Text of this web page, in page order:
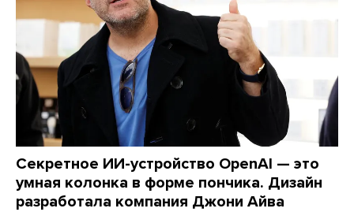
Секретное ИИ-устройство OpenAI — это
умная колонка в форме пончика. Дизайн
разработала компания Джони Айва